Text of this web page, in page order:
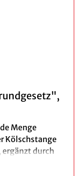
Sie
Menge
Kölschstange
ergänzt durch